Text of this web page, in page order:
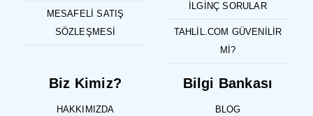
MESAFELI SATIŞ
SÖZLEŞMESI
İLGINÇ SORULAR
TAHLIL.COM GÜVENILIR
MI?
Biz Kimiz?
HAKKIMIZDA
Bilgi Bankası
BLOG